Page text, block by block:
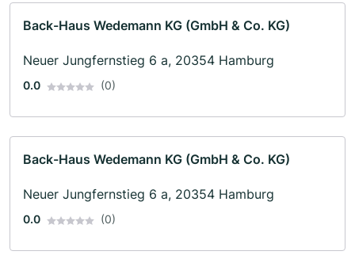
Back-Haus Wedemann KG (GmbH & Co. KG)
Neuer Jungfernstieg 6 a, 20354 Hamburg
0.0 (0)
Back-Haus Wedemann KG (GmbH & Co. KG)
Neuer Jungfernstieg 6 a, 20354 Hamburg
0.0 (0)